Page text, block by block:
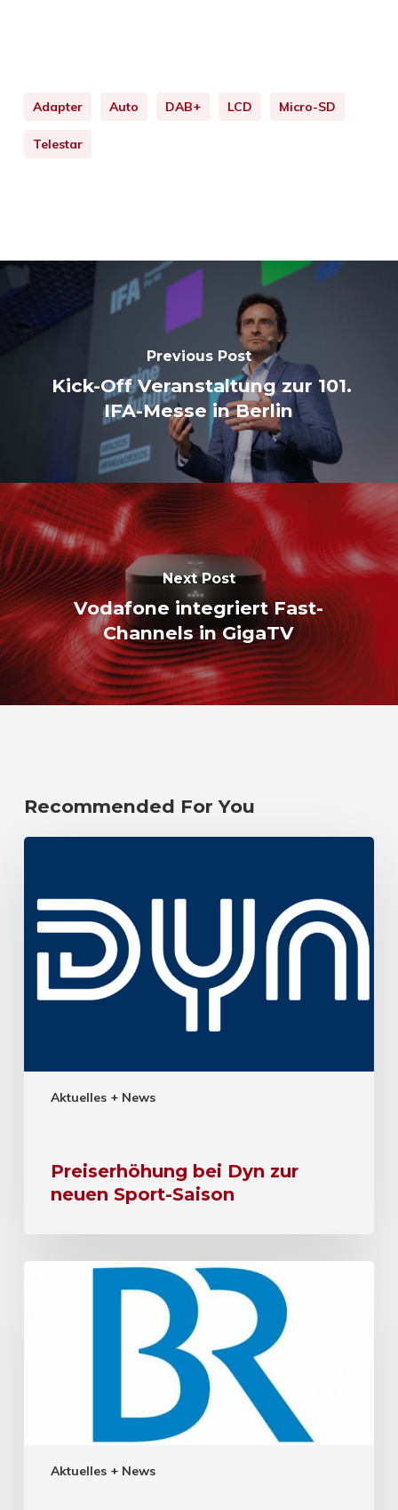
Adapter Auto DAB+ LCD Micro-SD
Telestar
Previous Post
Kick-Off Veranstaltung zur 101.
IFA-Messe in Berlin
Next Post
Vodafone integriert Fast-
Channels in GigaTV
Recommended For You
Aktuelles + News
Preiserhöhung bei Dyn zur
neuen Sport-Saison
Aktuelles + News